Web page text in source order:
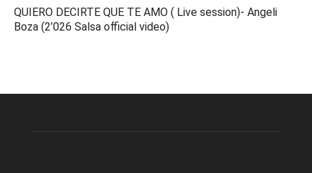
QUIERO DECIRTE QUE TE AMO ( Live session)- Angeli
Boza (2’026 Salsa official video)